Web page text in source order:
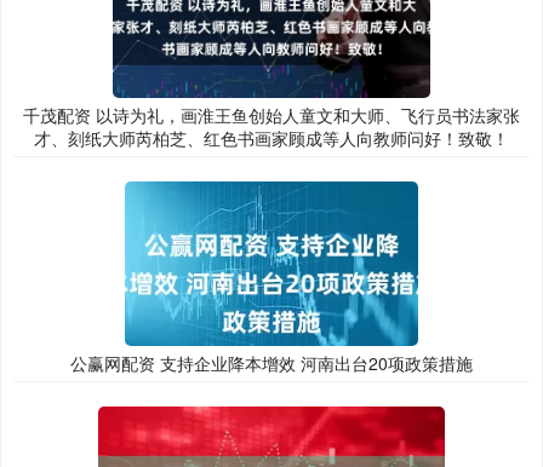
千茂配资 以诗为礼，画淮王鱼创始人童文和大师、飞行员书法家张
才、刻纸大师芮柏芝、红色书画家顾成等人向教师问好！致敬！
公赢网配资 支持企业降本增效 河南出台20项政策措施